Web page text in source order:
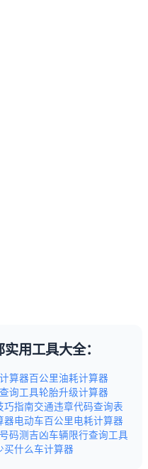
用工具大全：
算器百公里油耗计算器
询工具轮胎升级计算器
巧指南交通违章代码查询表
器电动车百公里电耗计算器
码测吉凶车辆限行查询工具
买什么车计算器